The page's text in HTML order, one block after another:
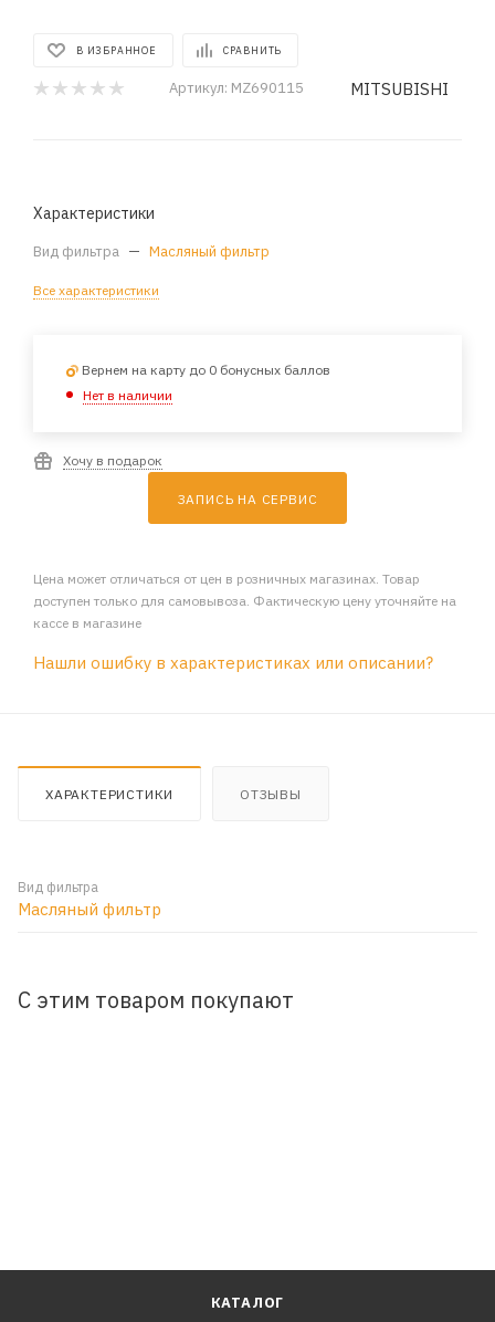
В ИЗБРАННОЕ СРАВНИТЬ
Артикул: MZ690115 MITSUBISHI
Характеристики
Вид фильтра — Масляный фильтр
Все характеристики
Вернем на карту до 0 бонусных баллов
Нет в наличии
Хочу в подарок
ЗАПИСЬ НА СЕРВИС
Цена может отличаться от цен в розничных магазинах. Товар
доступен только для самовывоза. Фактическую цену уточняйте на
кассе в магазине
Нашли ошибку в характеристиках или описании?
ХАРАКТЕРИСТИКИ ОТЗЫВЫ
Вид фильтра
Масляный фильтр
С этим товаром покупают
КАТАЛОГ